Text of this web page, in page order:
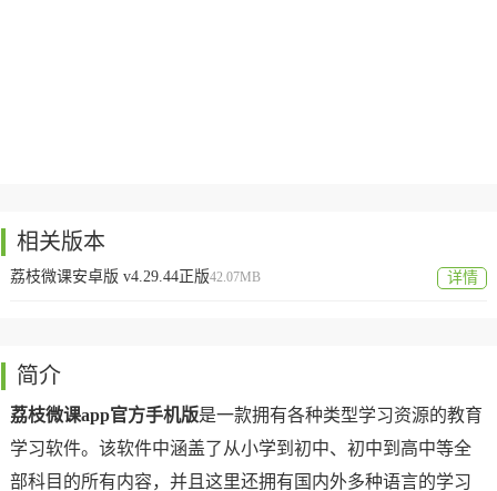
相关版本
荔枝微课安卓版 v4.29.44正版42.07MB 详情
简介
荔枝微课app官方手机版是一款拥有各种类型学习资源的教育
学习软件。该软件中涵盖了从小学到初中、初中到高中等全
部科目的所有内容，并且这里还拥有国内外多种语言的学习